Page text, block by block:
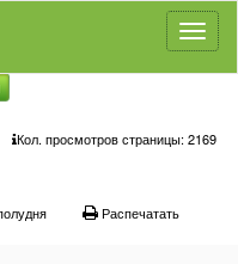
Кол. просмотров страницы: 2169
Распечатать